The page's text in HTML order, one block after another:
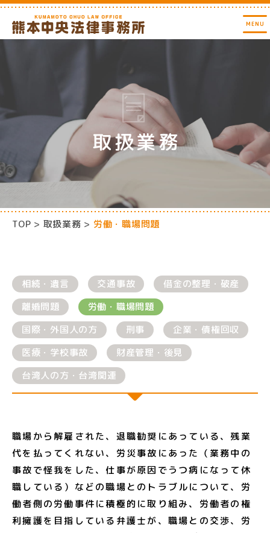
取扱業務
TOP 取扱業務 労働・職場問題
相続・遺言 交通事故
借金の整理・破産
離婚問題
労働・職場問題
国際・外国人の方
刑事
企業・債権回収
医療・学校事故
財産管理・後見
台湾人の方・台湾関連
職場から解雇された、退職勧奨にあっている、残業
代を払ってくれない、労災事故にあった（業務中の
事故で怪我をした、仕事が原因でうつ病になって休
職している）などの職場とのトラブルについて、労
働者側の労働事件に積極的に取り組み、労働者の権
利擁護を目指している弁護士が、職場との交渉、労